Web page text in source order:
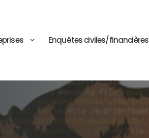
Enquêtes civiles/financières